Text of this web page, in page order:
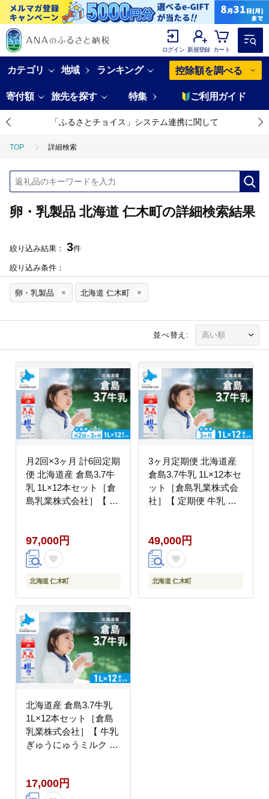
ログイン 新規登録 カート
カテゴリ 地域 ランキング 控除額を調べる
寄付額 旅先を探す 特集 ご利用ガイド
「ふるさとチョイス」システム連携に関して
TOP 詳細検索
卵・乳製品 北海道 仁木町の詳細検索結果
絞り込み結果： 3件
絞り込み条件：
卵・乳製品 北海道 仁木町
並べ替え:
月2回×3ヶ月 計6回定期
便 北海道産 倉島3.7牛
乳 1L×12本セット［倉
島乳業株式会社］【 定
健康 栄養 カルシウム
北海道 仁木 】
97,000円
北海道 仁木町
3ヶ月定期便 北海道産
倉島3.7牛乳 1L×12本セ
ット［倉島乳業株式会
社］【 定期便 牛乳 ぎ
ルシウム 北海道 仁木
】
49,000円
北海道 仁木町
北海道産 倉島3.7牛乳
1L×12本セット［倉島
乳業株式会社］【 牛乳
ぎゅうにゅうミルク 生
】
17,000円